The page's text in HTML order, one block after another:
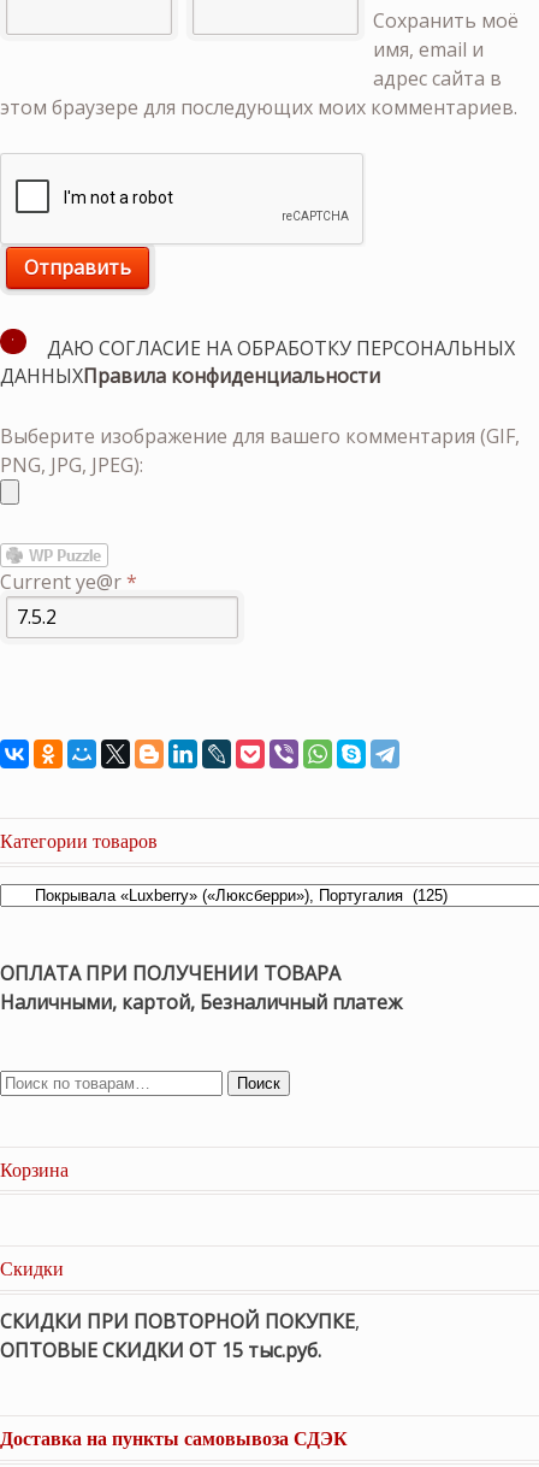
Сохранить моё
имя, email и
адрес сайта в
этом браузере для последующих моих комментариев.
ДАЮ СОГЛАСИЕ НА ОБРАБОТКУ ПЕРСОНАЛЬНЫХ
ДАННЫХПравила конфиденциальности
Выберите изображение для вашего комментария (GIF,
PNG, JPG, JPEG):
Current ye@r*
Категории товаров
ОПЛАТА ПРИ ПОЛУЧЕНИИ ТОВАРА
Наличными, картой, Безналичный платеж
Поиск
Корзина
Скидки
СКИДКИ ПРИ ПОВТОРНОЙ ПОКУПКЕ,
ОПТОВЫЕ СКИДКИ ОТ 15 тыс.руб.
Доставка на пункты самовывоза СДЭК